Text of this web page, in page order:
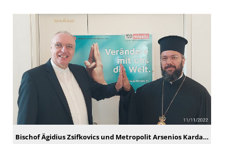
Bischof Ägidius Zsifkovics und Metropolit Arsenios Kardamakis unterstützen die Kampagne